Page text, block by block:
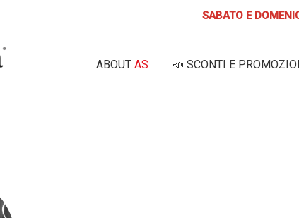
SABATO E
ABOUT AS 📣 SCONTI E